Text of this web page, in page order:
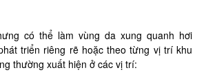
có thể làm vùng da xung quanh hơi
triển riêng rẽ hoặc theo từng vị trí khu
thường xuất hiện ở các vị trí: